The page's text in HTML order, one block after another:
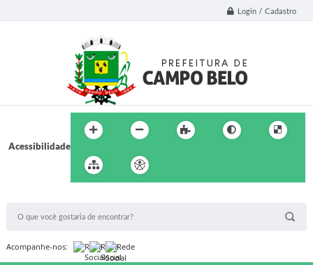
Login / Cadastro
Acessibilidade
Acompanhe-nos: